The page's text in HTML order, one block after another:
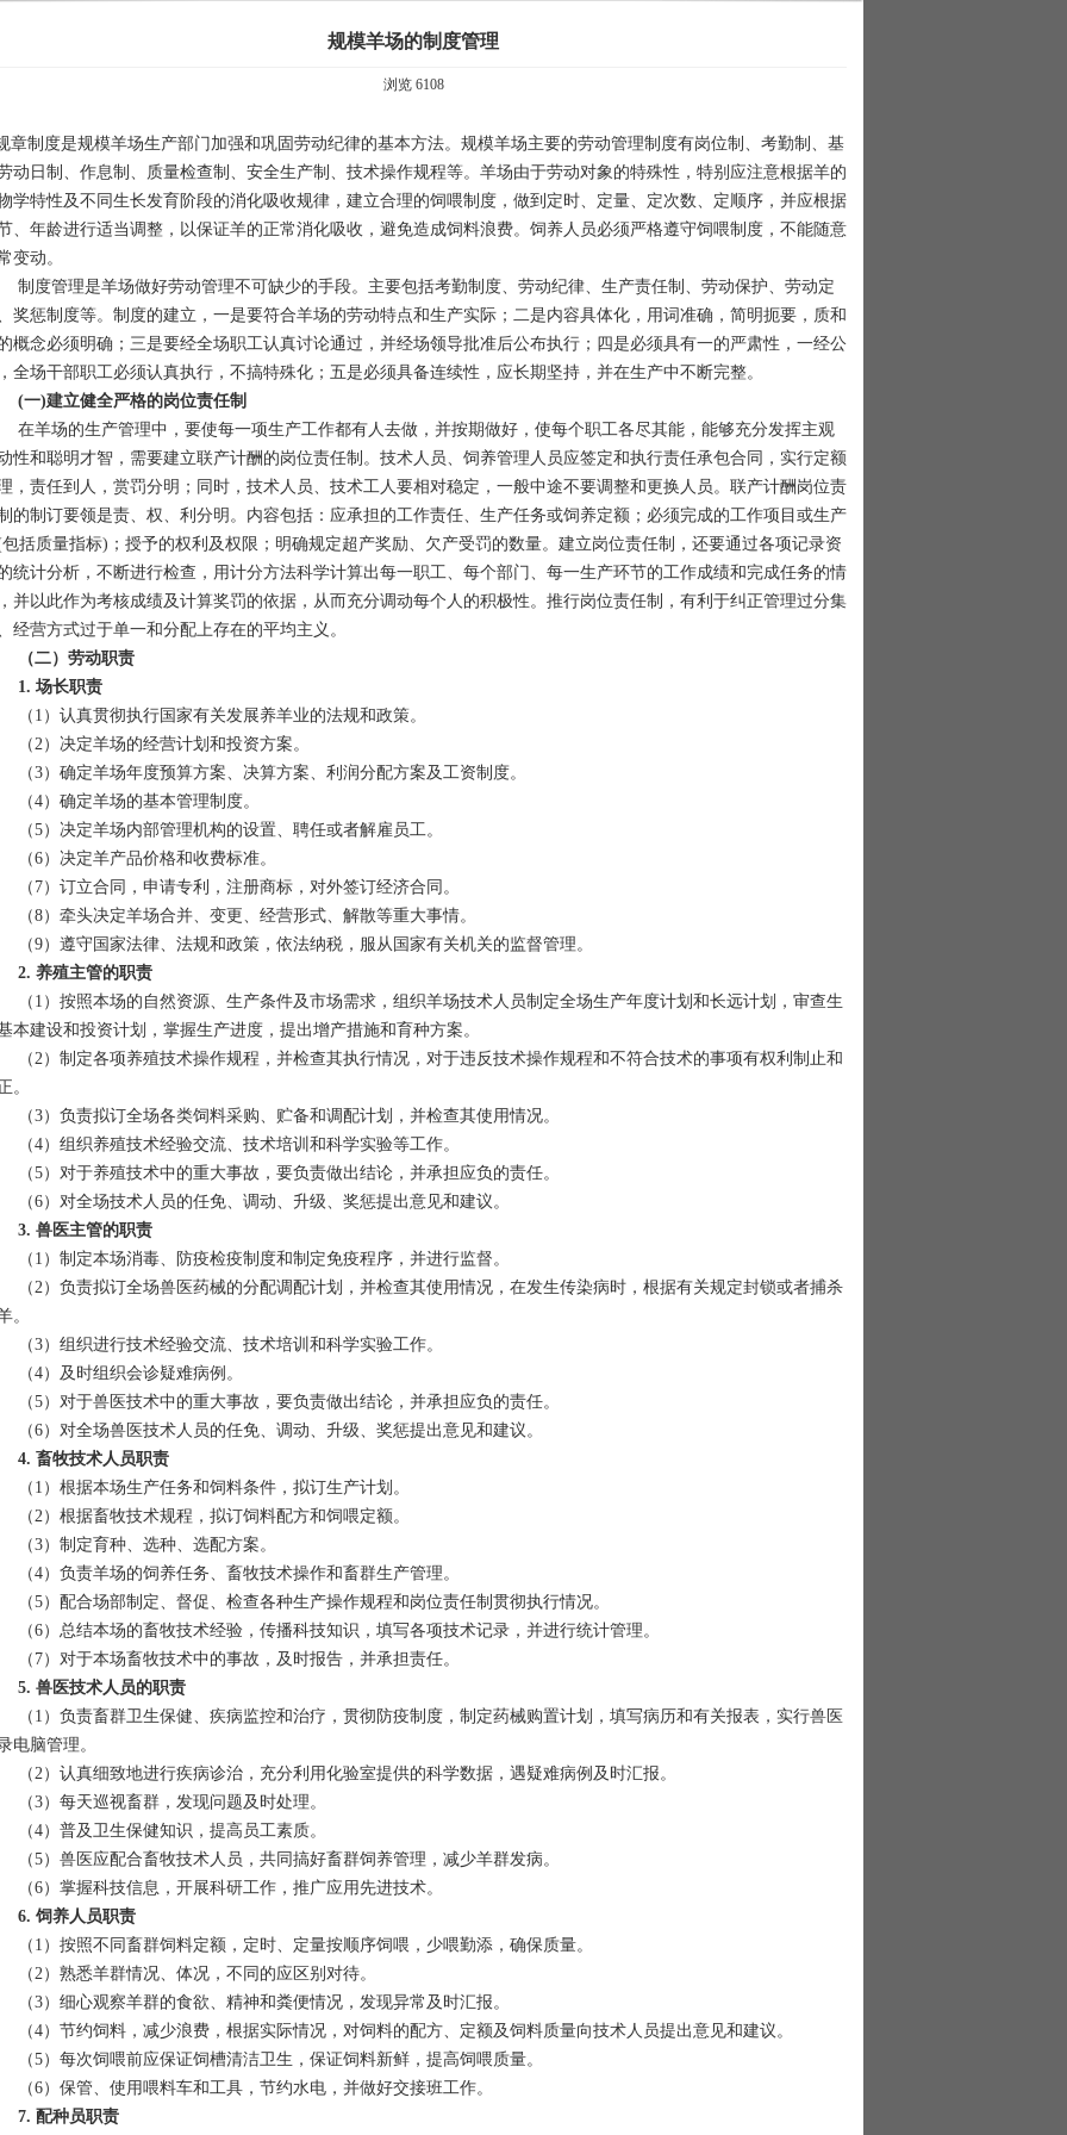
规模羊场的制度管理
浏览 6108
章制度是规模羊场生产部门加强和巩固劳动纪律的基本方法。规模羊场主要的劳动管理制度有岗位制、考勤制、基
动日制、作息制、质量检查制、安全生产制、技术操作规程等。羊场由于劳动对象的特殊性，特别应注意根据羊的
学特性及不同生长发育阶段的消化吸收规律，建立合理的饲喂制度，做到定时、定量、定次数、定顺序，并应根据
、年龄进行适当调整，以保证羊的正常消化吸收，避免造成饲料浪费。饲养人员必须严格遵守饲喂制度，不能随意
变动。
度管理是羊场做好劳动管理不可缺少的手段。主要包括考勤制度、劳动纪律、生产责任制、劳动保护、劳动定
奖惩制度等。制度的建立，一是要符合羊场的劳动特点和生产实际；二是内容具体化，用词准确，简明扼要，质和
概念必须明确；三是要经全场职工认真讨论通过，并经场领导批准后公布执行；四是必须具有一的严肃性，一经公
全场干部职工必须认真执行，不搞特殊化；五是必须具备连续性，应长期坚持，并在生产中不断完整。
(一)建立健全严格的岗位责任制
羊场的生产管理中，要使每一项生产工作都有人去做，并按期做好，使每个职工各尽其能，能够充分发挥主观
性和聪明才智，需要建立联产计酬的岗位责任制。技术人员、饲养管理人员应签定和执行责任承包合同，实行定额
，责任到人，赏罚分明；同时，技术人员、技术工人要相对稳定，一般中途不要调整和更换人员。联产计酬岗位责
的制订要领是责、权、利分明。内容包括：应承担的工作责任、生产任务或饲养定额；必须完成的工作项目或生产
括质量指标)；授予的权利及权限；明确规定超产奖励、欠产受罚的数量。建立岗位责任制，还要通过各项记录资
统计分析，不断进行检查，用计分方法科学计算出每一职工、每个部门、每一生产环节的工作成绩和完成任务的情
并以此作为考核成绩及计算奖罚的依据，从而充分调动每个人的积极性。推行岗位责任制，有利于纠正管理过分集
经营方式过于单一和分配上存在的平均主义。
二）劳动职责
1. 场长职责
1）认真贯彻执行国家有关发展养羊业的法规和政策。
2）决定羊场的经营计划和投资方案。
3）确定羊场年度预算方案、决算方案、利润分配方案及工资制度。
4）确定羊场的基本管理制度。
5）决定羊场内部管理机构的设置、聘任或者解雇员工。
6）决定羊产品价格和收费标准。
7）订立合同，申请专利，注册商标，对外签订经济合同。
8）牵头决定羊场合并、变更、经营形式、解散等重大事情。
9）遵守国家法律、法规和政策，依法纳税，服从国家有关机关的监督管理。
2. 养殖主管的职责
1）按照本场的自然资源、生产条件及市场需求，组织羊场技术人员制定全场生产年度计划和长远计划，审查生
本建设和投资计划，掌握生产进度，提出增产措施和育种方案。
2）制定各项养殖技术操作规程，并检查其执行情况，对于违反技术操作规程和不符合技术的事项有权利制止和
。
3）负责拟订全场各类饲料采购、贮备和调配计划，并检查其使用情况。
4）组织养殖技术经验交流、技术培训和科学实验等工作。
5）对于养殖技术中的重大事故，要负责做出结论，并承担应负的责任。
6）对全场技术人员的任免、调动、升级、奖惩提出意见和建议。
3. 兽医主管的职责
1）制定本场消毒、防疫检疫制度和制定免疫程序，并进行监督。
2）负责拟订全场兽医药械的分配调配计划，并检查其使用情况，在发生传染病时，根据有关规定封锁或者捕杀
。
3）组织进行技术经验交流、技术培训和科学实验工作。
4）及时组织会诊疑难病例。
5）对于兽医技术中的重大事故，要负责做出结论，并承担应负的责任。
6）对全场兽医技术人员的任免、调动、升级、奖惩提出意见和建议。
4. 畜牧技术人员职责
1）根据本场生产任务和饲料条件，拟订生产计划。
2）根据畜牧技术规程，拟订饲料配方和饲喂定额。
3）制定育种、选种、选配方案。
4）负责羊场的饲养任务、畜牧技术操作和畜群生产管理。
5）配合场部制定、督促、检查各种生产操作规程和岗位责任制贯彻执行情况。
6）总结本场的畜牧技术经验，传播科技知识，填写各项技术记录，并进行统计管理。
7）对于本场畜牧技术中的事故，及时报告，并承担责任。
5. 兽医技术人员的职责
1）负责畜群卫生保健、疾病监控和治疗，贯彻防疫制度，制定药械购置计划，填写病历和有关报表，实行兽医
电脑管理。
2）认真细致地进行疾病诊治，充分利用化验室提供的科学数据，遇疑难病例及时汇报。
3）每天巡视畜群，发现问题及时处理。
4）普及卫生保健知识，提高员工素质。
5）兽医应配合畜牧技术人员，共同搞好畜群饲养管理，减少羊群发病。
6）掌握科技信息，开展科研工作，推广应用先进技术。
6. 饲养人员职责
1）按照不同畜群饲料定额，定时、定量按顺序饲喂，少喂勤添，确保质量。
2）熟悉羊群情况、体况，不同的应区别对待。
3）细心观察羊群的食欲、精神和粪便情况，发现异常及时汇报。
4）节约饲料，减少浪费，根据实际情况，对饲料的配方、定额及饲料质量向技术人员提出意见和建议。
5）每次饲喂前应保证饲槽清洁卫生，保证饲料新鲜，提高饲喂质量。
6）保管、使用喂料车和工具，节约水电，并做好交接班工作。
7. 配种员职责